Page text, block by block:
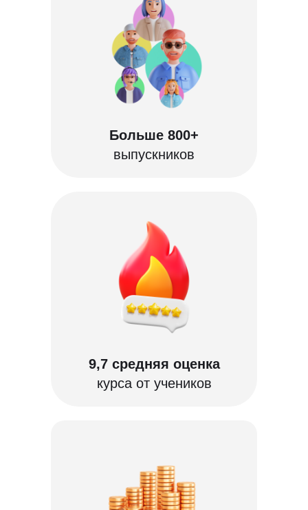
Больше 800+
выпускников
9,7 средняя оценка
курса от учеников